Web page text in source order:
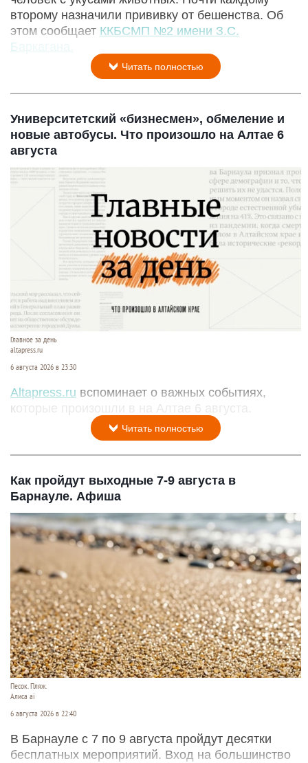
второму назначили прививку от бешенства. Об
этом сообщает ККБСМП №2 имени З.С.
Баркагана.
Читать полностью
Университетский «бизнесмен», обмеление и
новые автобусы. Что произошло на Алтае 6
августа
Главное за день
altapress.ru
6 августа 2026 в 23:30
Altapress.ru вспоминает о важных событиях,
которые произошли в на Алтае 6 августа.
Читать полностью
Как пройдут выходные 7-9 августа в
Барнауле. Афиша
Песок. Пляж.
Алиса ai
6 августа 2026 в 22:40
В Барнауле с 7 по 9 августа пройдут десятки
бесплатных мероприятий. Вход на большинство